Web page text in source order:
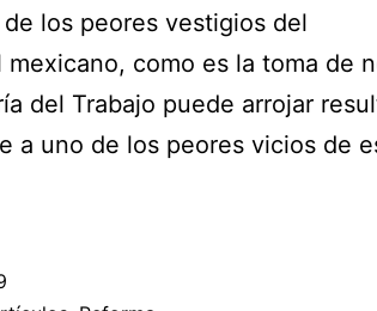
los peores vestigios del
como es la toma de
del Trabajo puede arrojar
a uno de los peores vicios de